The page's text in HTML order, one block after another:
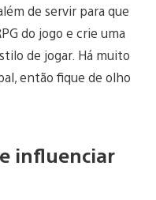
de servir para que
do jogo e crie uma
de jogar. Há muito
então fique de olho
influenciar